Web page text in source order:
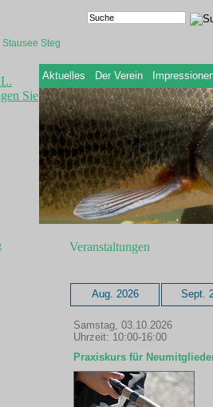
Aktuelles Der Verein
Veranstaltungen
Aug. 2026 Sept.
Samstag, 03.10.2026
Uhrzeit: 10:00-16:00
Praxiskurs für